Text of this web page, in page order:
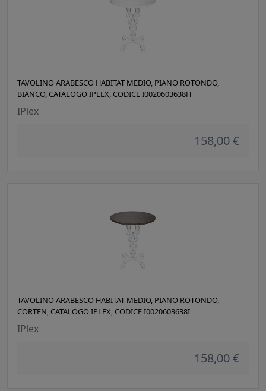
TAVOLINO ARABESCO HABITAT MEDIO, PIANO ROTONDO,
BIANCO, CATALOGO IPLEX, CODICE I0020603638H
IPlex
158,00 €
TAVOLINO ARABESCO HABITAT MEDIO, PIANO ROTONDO,
CORTEN, CATALOGO IPLEX, CODICE I0020603638I
IPlex
158,00 €